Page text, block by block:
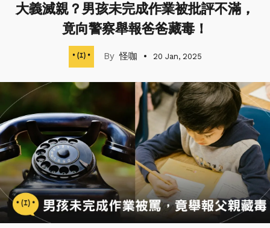
大義滅親？男孩未完成作業被批評不滿，
竟向警察舉報爸爸藏毒！
怪咖 20 Jan, 2025